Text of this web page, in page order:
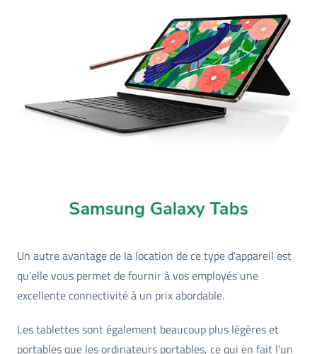
Un autre avantage de la location de ce type d'appareil est
qu'elle vous permet de fournir à vos employés une
excellente connectivité à un prix abordable.
Les tablettes sont également beaucoup plus légères et
portables que les ordinateurs portables, ce qui en fait l'un